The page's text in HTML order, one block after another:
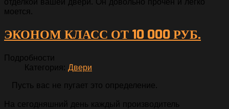
моется.
ЭКОНОМ КЛАСС ОТ 10 000 РУБ.
Подробности
Категория: Двери
Пусть вас не пугает это определение.
На сегодняшний день каждый производитель